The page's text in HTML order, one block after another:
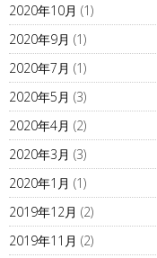
2020年10月 (1)
2020年9月 (1)
2020年7月 (1)
2020年5月 (3)
2020年4月 (2)
2020年3月 (3)
2020年1月 (1)
2019年12月 (2)
2019年11月 (2)